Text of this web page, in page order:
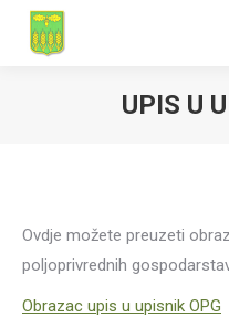
UPIS U
Ovdje možete preuzeti
poljoprivrednih
Obrazac upis u upisnik OPG